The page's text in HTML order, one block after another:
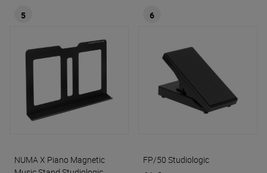
5
NUMA X Piano Magnetic
6
FP/50 Studiologic